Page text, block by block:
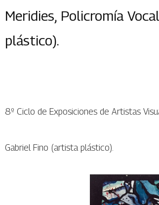
Meridies, Policromía
plástico).
8º Ciclo de Exposiciones de Artistas
Gabriel Fino (artista plástico).